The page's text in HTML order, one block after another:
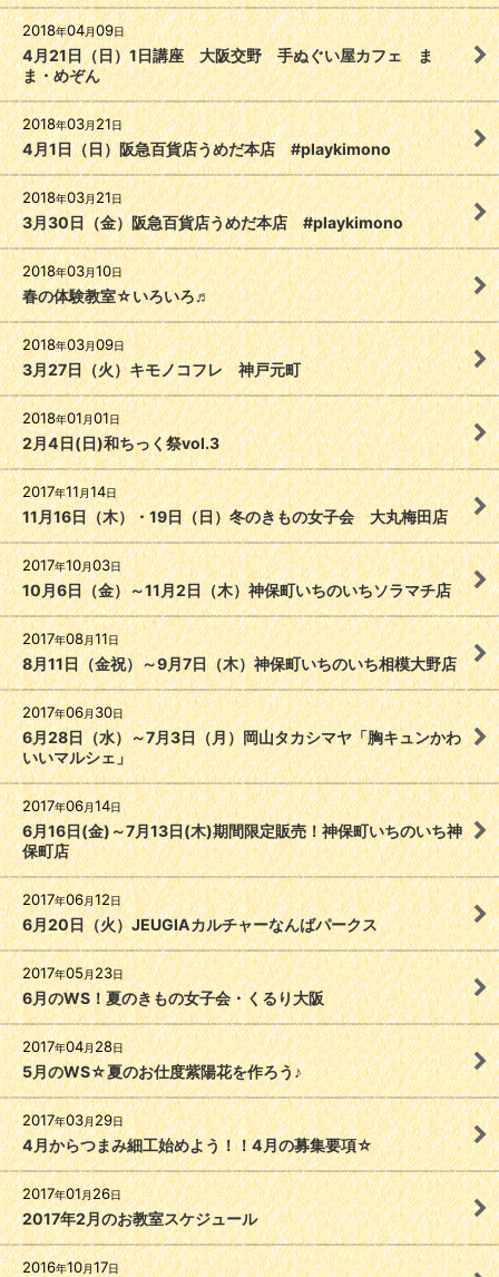
2018年04月09日
4月21日（日）1日講座 大阪交野 手ぬぐい屋カフェ ま
ま・めぞん
2018年03月21日
4月1日（日）阪急百貨店うめだ本店 #playkimono
2018年03月21日
3月30日（金）阪急百貨店うめだ本店 #playkimono
2018年03月10日
春の体験教室☆いろいろ♬
2018年03月09日
3月27日（火）キモノコフレ 神戸元町
2018年01月01日
2月4日(日)和ちっく祭vol.3
2017年11月14日
11月16日（木）・19日（日）冬のきもの女子会 大丸梅田店
2017年10月03日
10月6日（金）～11月2日（木）神保町いちのいちソラマチ店
2017年08月11日
8月11日（金祝）～9月7日（木）神保町いちのいち相模大野店
2017年06月30日
6月28日（水）～7月3日（月）岡山タカシマヤ「胸キュンかわ
いいマルシェ」
2017年06月14日
6月16日(金)～7月13日(木)期間限定販売！神保町いちのいち神
保町店
2017年06月12日
6月20日（火）JEUGIAカルチャーなんばパークス
2017年05月23日
6月のWS！夏のきもの女子会・くるり大阪
2017年04月28日
5月のWS☆夏のお仕度紫陽花を作ろう♪
2017年03月29日
4月からつまみ細工始めよう！！4月の募集要項☆
2017年01月26日
2017年2月のお教室スケジュール
2016年10月17日